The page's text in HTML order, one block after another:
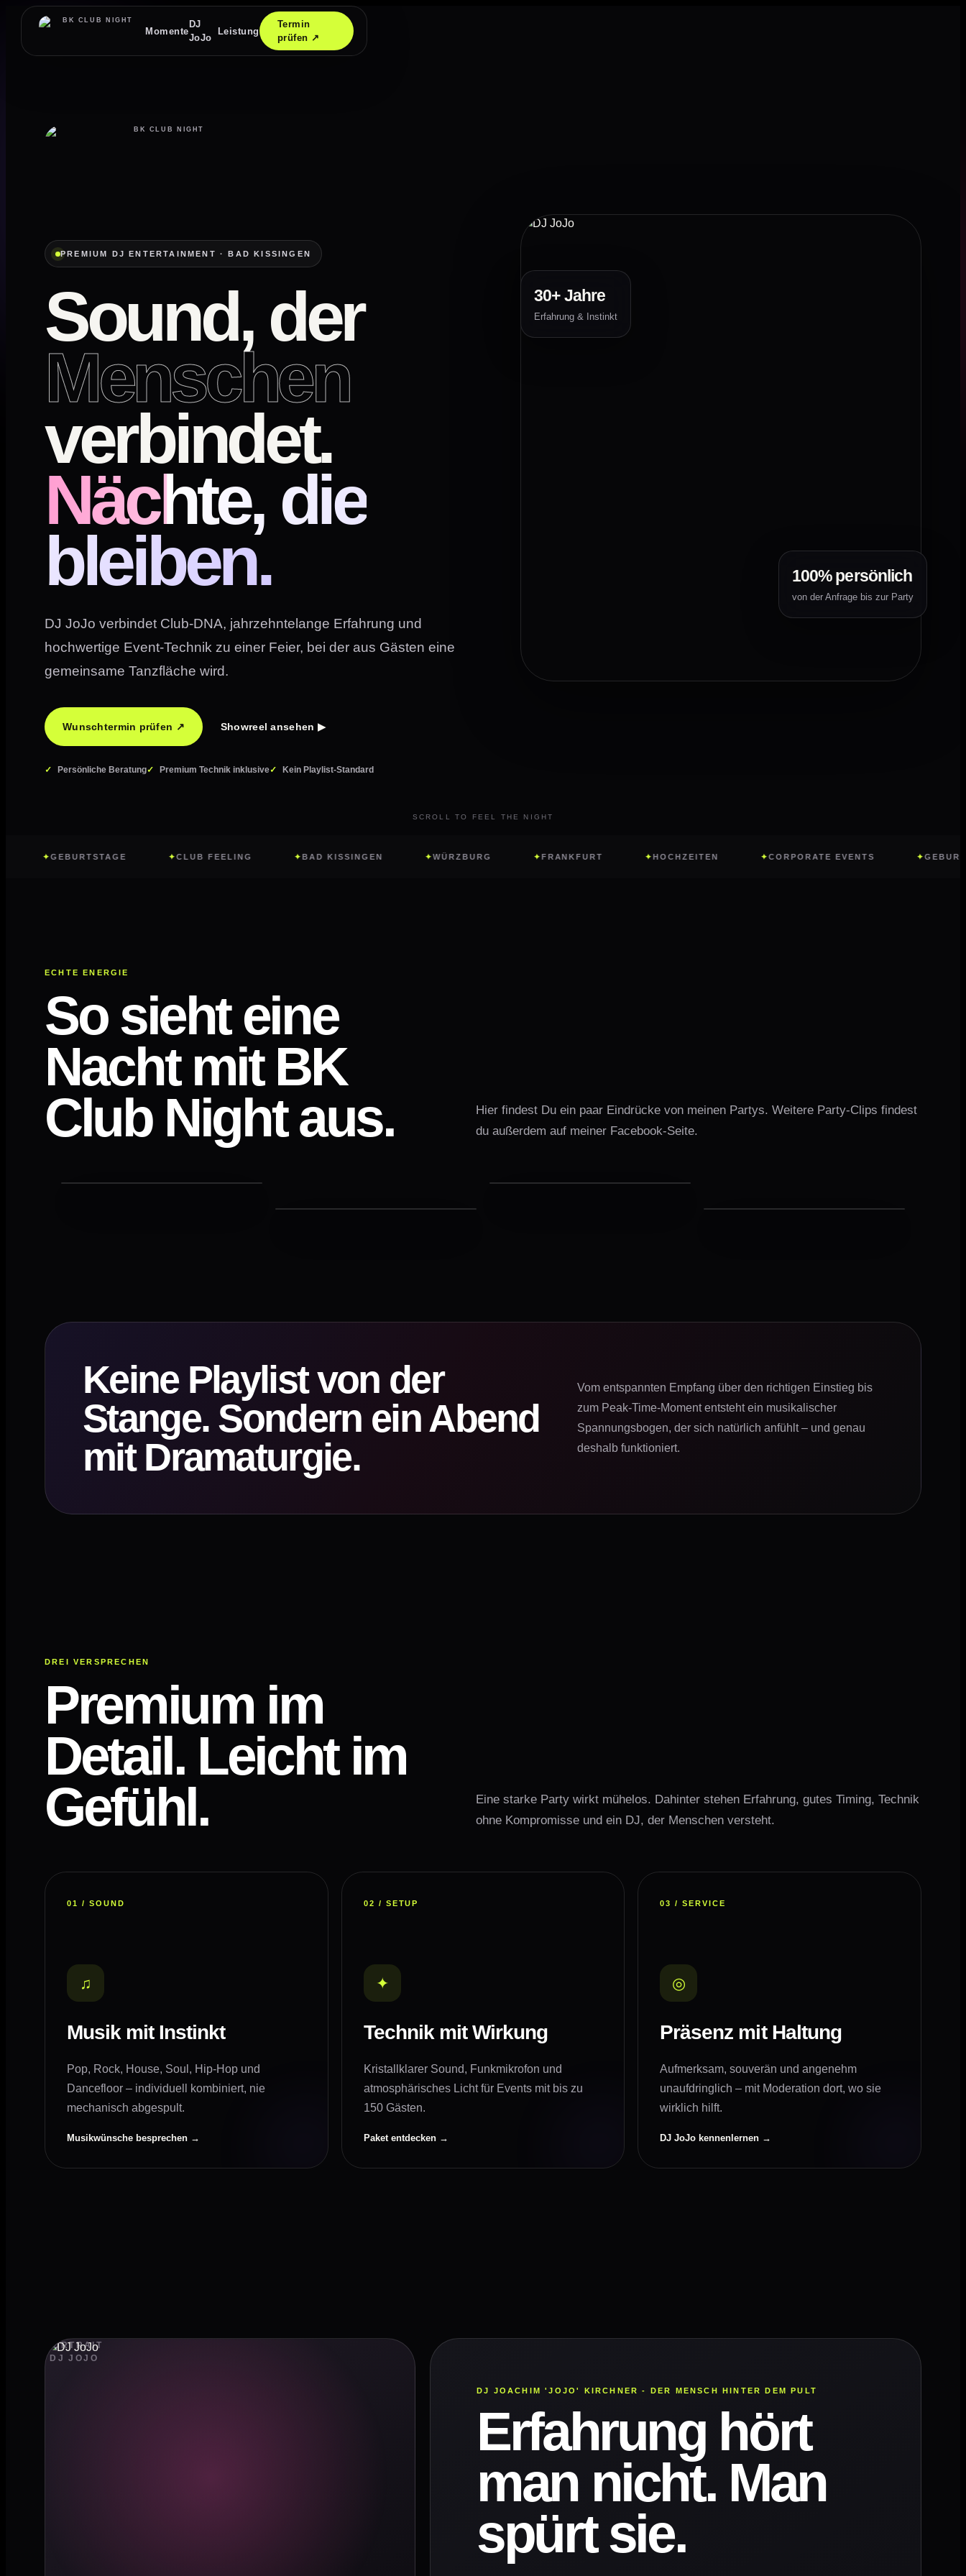
Zum
Momente
DJ
JoJo
Leistung
Termin
prüfen ↗
PREMIUM DJ ENTERTAINMENT · BAD KISSINGEN
Sound, der
Menschen
verbindet.
Nächte, die
bleiben.
DJ JoJo verbindet Club-DNA, jahrzehntelange Erfahrung und
hochwertige Event-Technik zu einer Feier, bei der aus Gästen eine
gemeinsame Tanzfläche wird.
Wunschtermin prüfen ↗ Showreel ansehen ▶
Persönliche Beratung Premium Technik inklusive Kein Playlist-Standard
30+ Jahre
Erfahrung & Instinkt
100% persönlich
von der Anfrage bis zur Party
SCROLL TO FEEL THE NIGHT
GEBURTSTAGE CLUB FEELING BAD KISSINGEN WÜRZBURG FRANKFURT HOCHZEITEN CORPORATE EVENTS GEBURTSTAGE
ECHTE ENERGIE
So sieht eine
Nacht mit BK
Club Night aus.
Hier findest Du ein paar Eindrücke von meinen Partys. Weitere Party-Clips findest
du außerdem auf meiner Facebook-Seite.
Der Moment, in dem alle
Keine Playlist von der
Stange. Sondern ein Abend
mit Dramaturgie.
Vom entspannten Empfang über den richtigen Einstieg bis
zum Peak-Time-Moment entsteht ein musikalischer
Spannungsbogen, der sich natürlich anfühlt – und genau
deshalb funktioniert.
DREI VERSPRECHEN
Premium im
Detail. Leicht im
Gefühl.
Eine starke Party wirkt mühelos. Dahinter stehen Erfahrung, gutes Timing, Technik
ohne Kompromisse und ein DJ, der Menschen versteht.
01 / SOUND
♫
Musik mit Instinkt
Pop, Rock, House, Soul, Hip-Hop und
Dancefloor – individuell kombiniert, nie
mechanisch abgespult.
Musikwünsche besprechen →
02 / SETUP
✦
Technik mit Wirkung
Kristallklarer Sound, Funkmikrofon und
atmosphärisches Licht für Events mit bis zu
150 Gästen.
Paket entdecken →
03 / SERVICE
◎
Präsenz mit Haltung
Aufmerksam, souverän und angenehm
unaufdringlich – mit Moderation dort, wo sie
wirklich hilft.
DJ JoJo kennenlernen →
DJ JOACHIM 'JOJO' KIRCHNER - DER MENSCH HINTER DEM PULT
Erfahrung hört
man nicht. Man
spürt sie.